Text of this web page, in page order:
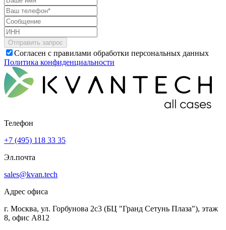
Согласен с правилами обработки персональных данных
Политика конфиденциальности
Телефон
+7 (495) 118 33 35
Эл.почта
sales@kvan.tech
Адрес офиса
г. Москва, ул. Горбунова 2с3 (БЦ "Гранд Сетунь Плаза"), этаж
8, офис А812